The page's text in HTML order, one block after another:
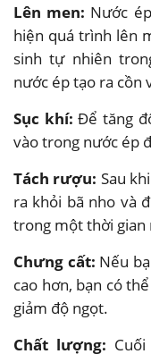
Lên men: Nước
hiện quá trình lên
sinh tự nhiên
nước ép tạo ra cồn
Sục khí:Để tăng
vào trong nước ép
Tách rượu: Sau
ra khỏi bã nho và
trong một thời gian
Chưng cất: Nếu
cao hơn, bạn có
giảm độ ngọt.
Chất lượng: